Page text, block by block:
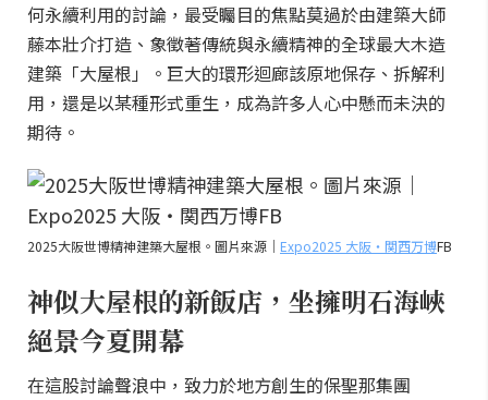
何永續利用的討論，最受矚目的焦點莫過於由建築大師
藤本壯介打造、象徵著傳統與永續精神的全球最大木造
建築「大屋根」。巨大的環形迴廊該原地保存、拆解利
用，還是以某種形式重生，成為許多人心中懸而未決的
期待。
2025大阪世博精神建築大屋根。圖片來源｜ Expo2025 大阪・関西万博FB
神似大屋根的新飯店，坐擁明石海峽
絕景今夏開幕
在這股討論聲浪中，致力於地方創生的保聖那集團